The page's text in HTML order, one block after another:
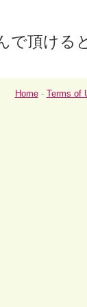
で頂ける
Home- Terms of